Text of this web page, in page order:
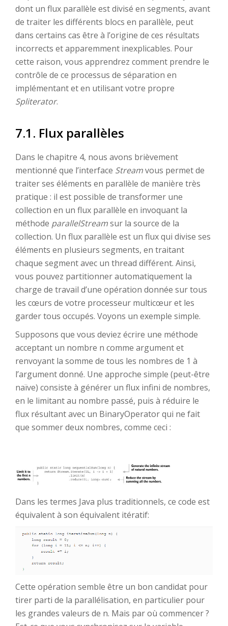
dont un flux parallèle est divisé en segments, avant
de traiter les différents blocs en parallèle, peut
dans certains cas être à l’origine de ces résultats
incorrects et apparemment inexplicables. Pour
cette raison, vous apprendrez comment prendre le
contrôle de ce processus de séparation en
implémentant et en utilisant votre propre
Spliterator.
7.1. Flux parallèles
Dans le chapitre 4, nous avons brièvement
mentionné que l’interface Streamvous permet de
traiter ses éléments en parallèle de manière très
pratique : il est possible de transformer une
collection en un flux parallèle en invoquant la
méthode parallelStreamsur la source de la
collection. Un flux parallèle est un flux qui divise ses
éléments en plusieurs segments, en traitant
chaque segment avec un thread différent. Ainsi,
vous pouvez partitionner automatiquement la
charge de travail d’une opération donnée sur tous
les cœurs de votre processeur multicœur et les
garder tous occupés. Voyons un exemple simple.
Supposons que vous deviez écrire une méthode
acceptant un nombre n comme argument et
renvoyant la somme de tous les nombres de 1 à
l’argument donné. Une approche simple (peut-être
naïve) consiste à générer un flux infini de nombres,
en le limitant au nombre passé, puis à réduire le
flux résultant avec un BinaryOperator qui ne fait
que sommer deux nombres, comme ceci :
Dans les termes Java plus traditionnels, ce code est
équivalent à son équivalent itératif:
Cette opération semble être un bon candidat pour
tirer parti de la parallélisation, en particulier pour
les grandes valeurs de n. Mais par où commencer ?